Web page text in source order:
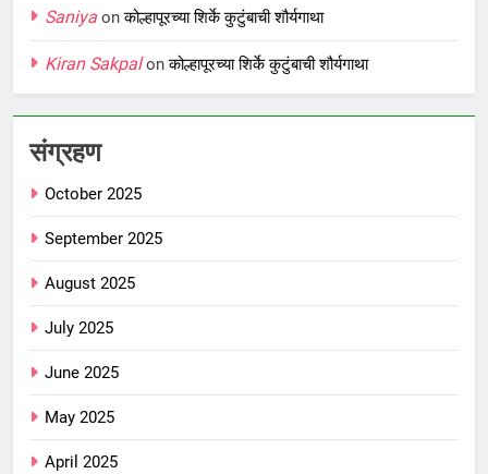
Saniya onकोल्हापूरच्या शिर्के कुटुंबाची शौर्यगाथा
Kiran Sakpalonकोल्हापूरच्या शिर्के कुटुंबाची शौर्यगाथा
संग्रहण
October 2025
September 2025
August 2025
July 2025
June 2025
May 2025
April 2025